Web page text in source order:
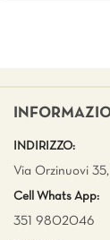
INDIRIZZO:
Via Orzinuovi
Cell Whats App:
351 9802046